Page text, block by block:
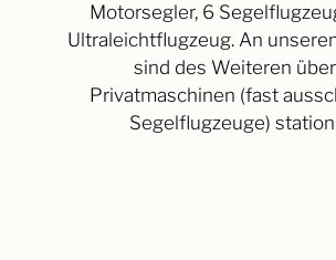
Motorsegler, 6
Ultraleichtflugzeug. An
sind des Weiteren
Privatmaschinen (fast
Segelflugzeuge)